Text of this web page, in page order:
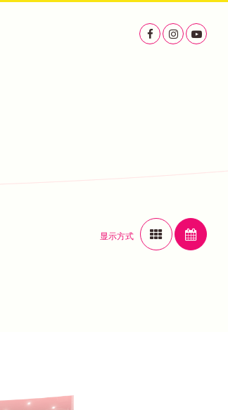
显示方式